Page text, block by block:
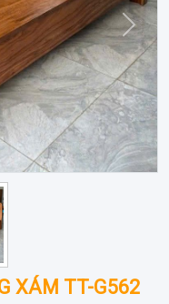
Sau
XÁM TT-G562